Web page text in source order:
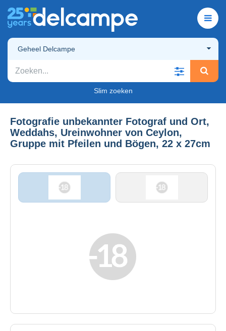
Geheel Delcampe
Slim zoeken
Fotografie unbekannter Fotograf und Ort,
Weddahs, Ureinwohner von Ceylon,
Gruppe mit Pfeilen und Bögen, 22 x 27cm